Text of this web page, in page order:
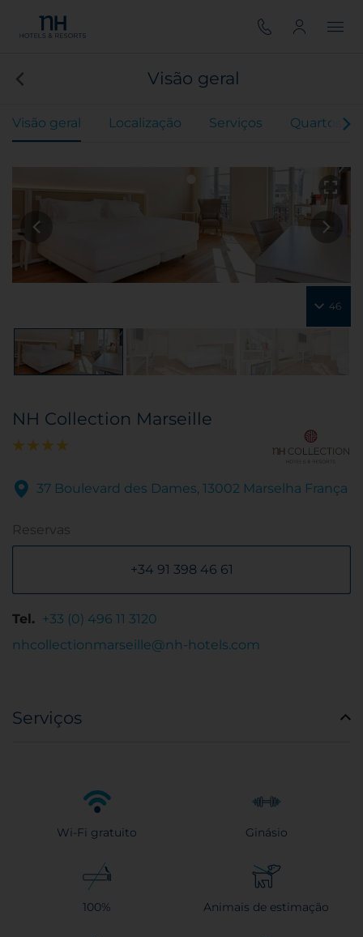
Visão geral
Visão geral Localização Serviços Quartos
46
NH Collection Marseille
37 Boulevard des Dames, 13002 Marselha França
Reservas
+34 91 398 46 61
Tel. +33 (0) 496 11 3120
nhcollectionmarseille@nh-hotels.com
Serviços
Wi-Fi gratuito Ginásio
100% Animais de estimação